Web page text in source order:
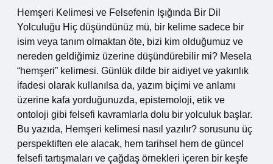
Hemşeri Kelimesi ve Felsefenin Işığında Bir Dil
Yolculuğu Hiç düşündünüz mü, bir kelime sadece bir
isim veya tanım olmaktan öte, bizi kim olduğumuz ve
nereden geldiğimiz üzerine düşündürebilir mi? Mesela
“hemşeri” kelimesi. Günlük dilde bir aidiyet ve yakınlık
ifadesi olarak kullanılsa da, yazım biçimi ve anlamı
üzerine kafa yorduğunuzda, epistemoloji, etik ve
ontoloji gibi felsefi kavramlarla dolu bir yolculuk başlar.
Bu yazıda, Hemşeri kelimesi nasıl yazılır? sorusunu üç
perspektiften ele alacak, hem tarihsel hem de güncel
felsefi tartışmaları ve çağdaş örnekleri içeren bir keşfe